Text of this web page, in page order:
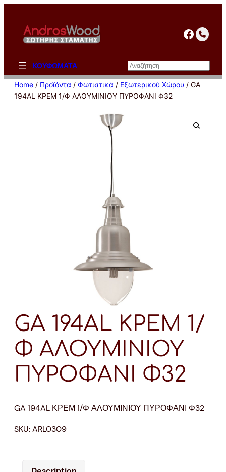
περιεχόμενο
ΚΟΥΦΩΜΑΤΑ Αναζήτηση
Home / Προϊόντα / Φωτιστικά / Εξωτερικού Χώρου / GA
194AL ΚΡΕΜ 1/Φ ΑΛΟΥΜΙΝΙΟΥ ΠΥΡΟΦΑΝΙ Φ32
GA 194AL ΚΡΕΜ 1/
Φ ΑΛΟΥΜΙΝΙΟΥ
ΠΥΡΟΦΑΝΙ Φ32
GA 194AL ΚΡΕΜ 1/Φ ΑΛΟΥΜΙΝΙΟΥ ΠΥΡΟΦΑΝΙ Φ32
SKU:ARL0309